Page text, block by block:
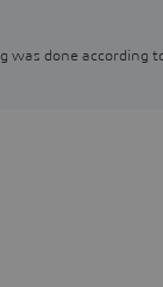
was done according